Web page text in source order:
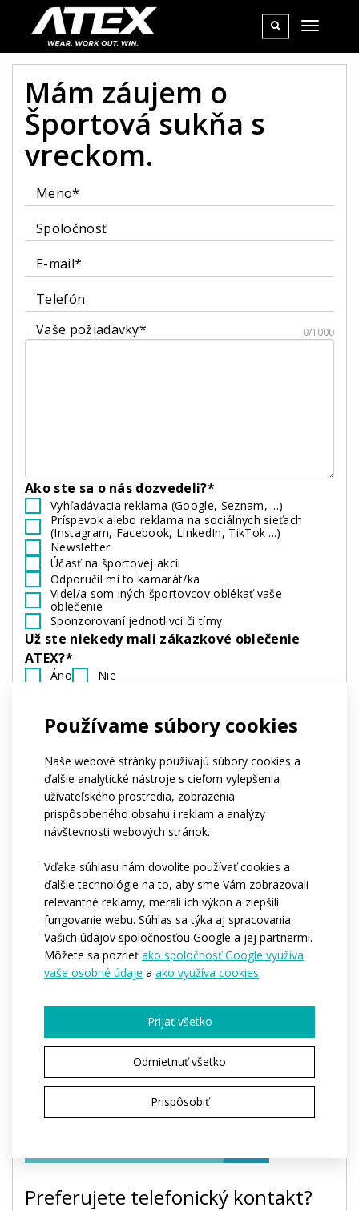
Používame súbory cookies
Naše webové stránky používajú súbory cookies a
ďalšie analytické nástroje s cieľom vylepšenia
užívateľského prostredia, zobrazenia
prispôsobeného obsahu i reklam a analýzy
návštevnosti webových stránok.
Vďaka súhlasu nám dovolíte používať cookies a
ďalšie technológie na to, aby sme Vám zobrazovali
relevantné reklamy, merali ich výkon a zlepšili
fungovanie webu. Súhlas sa týka aj spracovania
Vašich údajov spoločnosťou Google a jej partnermi.
Môžete sa pozrieťako spoločnosť Google využíva
vaše osobné údaje a ako využíva cookies.
Prijať všetko
Odmietnuť všetko
Prispôsobiť
Mám záujem o
Športová sukňa s
vreckom.
Meno*
Spoločnosť
E-mail*
Telefón
Vaše požiadavky*
0/1000
Ako ste sa o nás dozvedeli?*
Vyhľadávacia reklama (Google, Seznam, ...)
Príspevok alebo reklama na sociálnych sieťach
(Instagram, Facebook, LinkedIn, TikTok ...)
Newsletter
Účasť na športovej akcii
Odporučil mi to kamarát/ka
Videl/a som iných športovcov oblékať vaše
oblečenie
Sponzorovaní jednotlivci či tímy
Už ste niekedy mali zákazkové oblečenie
ATEX?*
Áno Nie
Firmy
Ničoho z vyššie uvedeného
názov?
Aký je približný počet osôb, pre ktoré by sme
oblečenie vyrábali?*
1-4 5-10 11-50
viac ako 50
stovky kusov
výrobou?*
Ihneď
Počas nasledujúcich 3-6 mesiacov
Zatíaľ nemám predstavu
Chcete nám povedať ďalšie podrobnosti?
Pole označené * je povinné.
Odoslaním súhlasím so spracovaním
na účely poskytnutia ponuky
Preferujete telefonický kontakt?